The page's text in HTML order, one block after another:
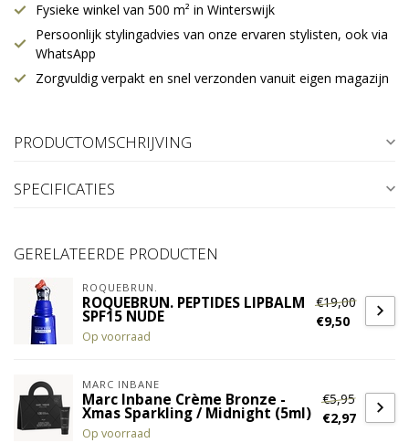
Fysieke winkel van 500 m² in Winterswijk
Persoonlijk stylingadvies van onze ervaren stylisten, ook via
WhatsApp
Zorgvuldig verpakt en snel verzonden vanuit eigen magazijn
PRODUCTOMSCHRIJVING
SPECIFICATIES
GERELATEERDE PRODUCTEN
ROQUEBRUN.
ROQUEBRUN. PEPTIDES LIPBALM
SPF15 NUDE
Op voorraad
€19,00
€9,50
MARC INBANE
Marc Inbane Crème Bronze -
Xmas Sparkling / Midnight (5ml)
Op voorraad
€5,95
€2,97